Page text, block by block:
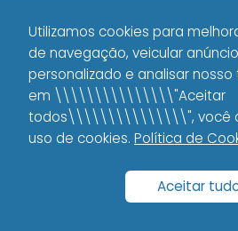
que precisa ser
que sua estratégia
tempo.
Estratégias de
Building para
Utilizamos cookies para
de navegação, veicular
personalizado e analisar
em \\\\\\\\\\\\\\\"Aceitar
todos\\\\\\\\\\\\\\\", você
uso de cookies. Política de
Aceitar